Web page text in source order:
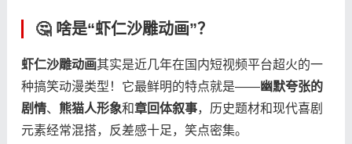
🤔 啥是“虾仁沙雕动画”？
​虾仁沙雕动画​​其实是近几年在国内短视频平台超火的一
种搞笑动漫类型！它最鲜明的特点就是——​​幽默夸张的
剧情​​、​ ​熊猫人形象​​和​​章回体叙事​​，历史题材和现代喜剧
元素经常混搭，反差感十足，笑点密集。